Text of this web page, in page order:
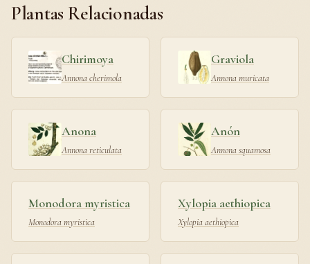
Plantas Relacionadas
Chirimoya
Annona cherimola
Graviola
Annona muricata
Anona
Annona reticulata
Anón
Annona squamosa
Monodora myristica
Monodora myristica
Xylopia aethiopica
Xylopia aethiopica